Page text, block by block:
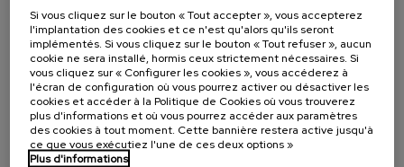
Contar la guerra: jóvenes contra la
desinformación
10 h. Espagnol Anglais .
...
À PARTIR DE 25 €
Dernières
places
Gratuit
Date
passée
Liste
d'attente
Période
d'inscription
terminée
Si vous cliquez sur le bouton « Tout accepter », vous accepterez
l'implantation des cookies et ce n'est qu'alors qu'ils seront
implémentés. Si vous cliquez sur le bouton « Tout refuser », aucun
cookie ne sera installé, hormis ceux strictement nécessaires. Si
vous cliquez sur « Configurer les cookies », vous accéderez à
l'écran de configuration où vous pourrez activer ou désactiver les
cookies et accéder à la Politique de Cookies où vous trouverez
plus d'informations et où vous pourrez accéder aux paramètres
des cookies à tout moment. Cette bannière restera active jusqu'à
ce que vous exécutiez l'une de ces deux options »
Plus d'informations